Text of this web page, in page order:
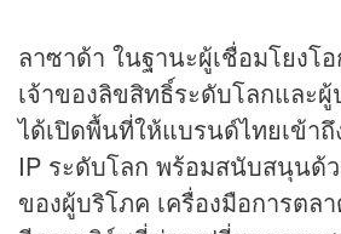
ลาซาด้า ในฐานะผู้เชื่อมโยงโ
เจ้าของลิขสิทธิ์ระดับโลกและผู้
ได้เปิดพื้นที่ให้แบรนด์ไทยเข้า
IP ระดับโลก พร้อมสนับสนุนด้
ของผู้บริโภค เครื่องมือการตล